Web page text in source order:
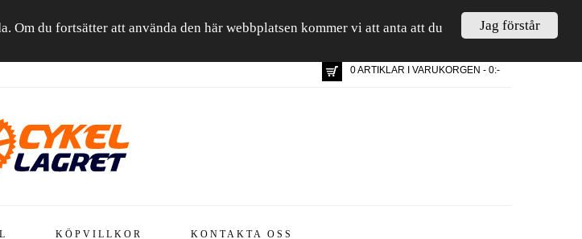
Jag förstår
du fortsätter att använda den här webbplatsen kommer vi att anta att du
0 ARTIKLAR I VARUKORGEN - 0:-
KÖPVILLKOR KONTAKTA OSS